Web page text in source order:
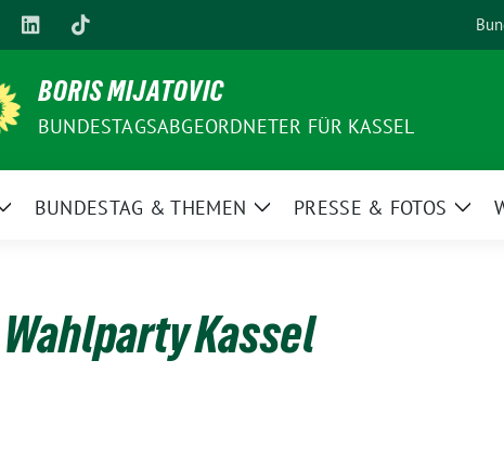
BORIS MIJATOVIC
BUNDESTAGSABGEORDNETER FÜR KASSEL
ZeigeBUNDESTAG & THEMEN
ZeigePRESSE & FOTOS
Wahlparty Kassel